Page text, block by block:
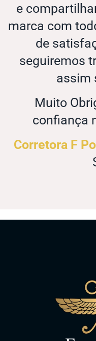
e
marca com
de
seguiremos
assim
Muito
confiança
Corretora F